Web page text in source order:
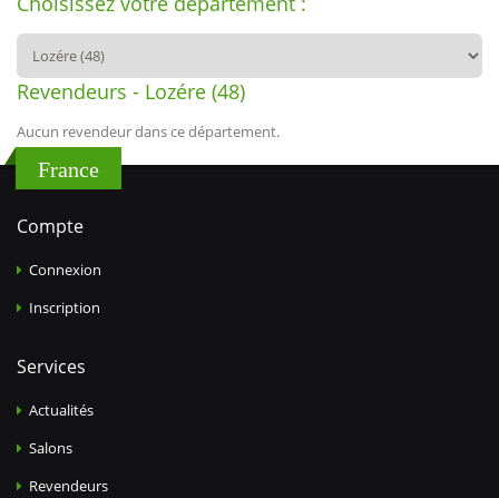
Revendeurs - Lozére (48)
Aucun revendeur dans ce département.
France
Compte
Connexion
Inscription
Services
Actualités
Salons
Revendeurs